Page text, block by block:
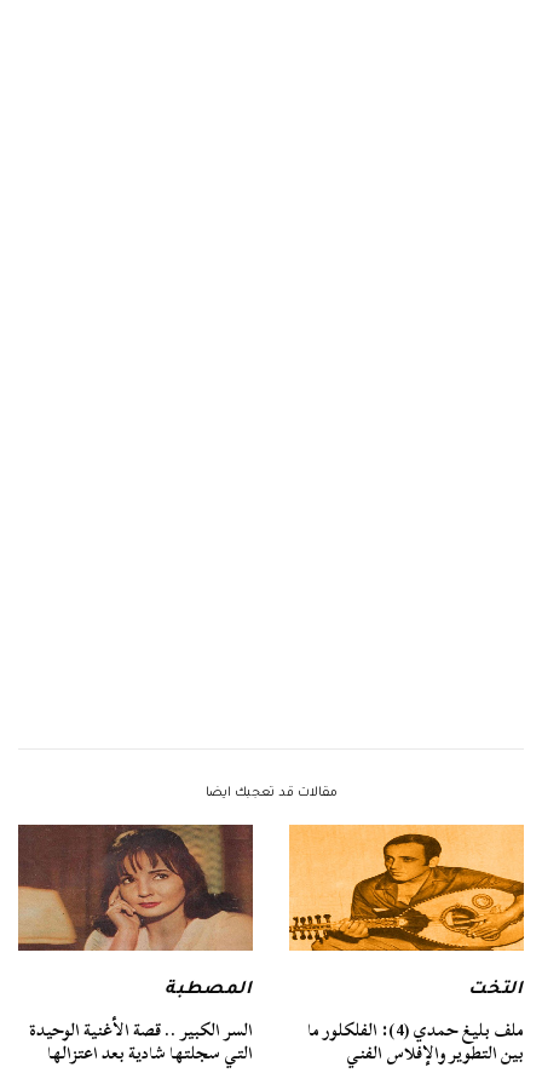
مقالات قد تعجبك ايضا
التخت
ملف بليغ حمدي (4): الفلكلور ما
بين التطوير والإفلاس الفني
المصطبة
السر الكبير .. قصة الأغنية الوحيدة
التي سجلتها شادية بعد اعتزالها